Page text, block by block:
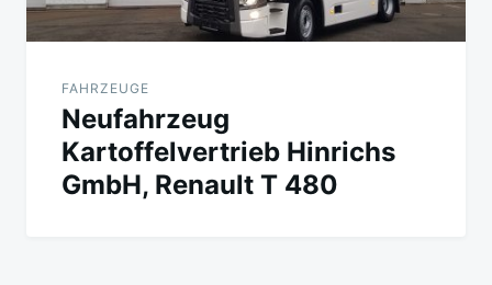
FAHRZEUGE
Neufahrzeug
Kartoffelvertrieb Hinrichs
GmbH, Renault T 480